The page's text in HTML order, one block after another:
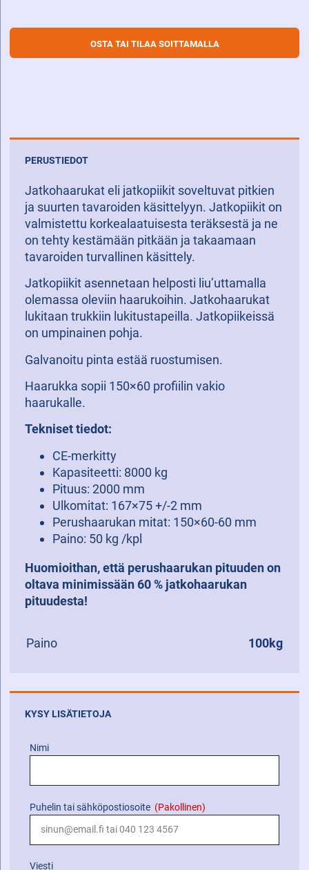
OSTA TAI TILAA SOITTAMALLA
PERUSTIEDOT
Jatkohaarukat eli jatkopiikit soveltuvat pitkien
ja suurten tavaroiden käsittelyyn. Jatkopiikit on
valmistettu korkealaatuisesta teräksestä ja ne
on tehty kestämään pitkään ja takaamaan
tavaroiden turvallinen käsittely.
Jatkopiikit asennetaan helposti liu’uttamalla
olemassa oleviin haarukoihin. Jatkohaarukat
lukitaan trukkiin lukitustapeilla. Jatkopiikeissä
on umpinainen pohja.
Galvanoitu pinta estää ruostumisen.
Haarukka sopii 150×60 profiilin vakio
haarukalle.
Tekniset tiedot:
CE-merkitty
Kapasiteetti: 8000 kg
Pituus: 2000 mm
Ulkomitat: 167×75 +/-2 mm
Perushaarukan mitat: 150×60-60 mm
Paino: 50 kg /kpl
Huomioithan, että perushaarukan pituuden on
oltava minimissään 60 % jatkohaarukan
pituudesta!
Paino 100kg
KYSY LISÄTIETOJA
Nimi
Puhelin tai sähköpostiosoite (Pakollinen)
Viesti